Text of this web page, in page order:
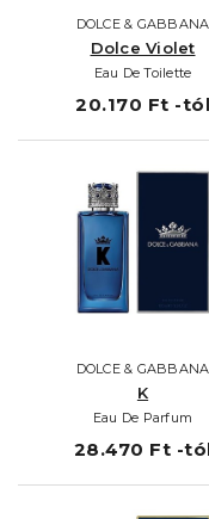
DOLCE & GABBANA
Dolce Violet
Eau De Toilette
20.170 Ft -tól
DOLCE & GABBANA
K
Eau De Parfum
28.470 Ft -